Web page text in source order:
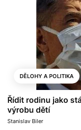
DĚLOHY A POLITIKA
Řídit rodinu jako
výrobu dětí
Stanislav Biler